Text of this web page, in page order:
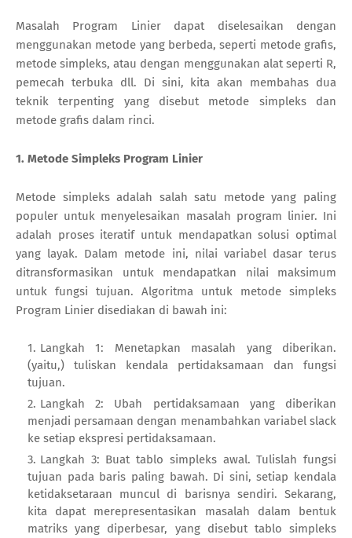
Masalah Program Linier dapat diselesaikan dengan
menggunakan metode yang berbeda, seperti metode grafis,
metode simpleks, atau dengan menggunakan alat seperti R,
pemecah terbuka dll. Di sini, kita akan membahas dua
teknik terpenting yang disebut metode simpleks dan
metode grafis dalam rinci.
1. Metode Simpleks Program Linier
Metode simpleks adalah salah satu metode yang paling
populer untuk menyelesaikan masalah program linier. Ini
adalah proses iteratif untuk mendapatkan solusi optimal
yang layak. Dalam metode ini, nilai variabel dasar terus
ditransformasikan untuk mendapatkan nilai maksimum
untuk fungsi tujuan. Algoritma untuk metode simpleks
Program Linier disediakan di bawah ini:
Langkah 1: Menetapkan masalah yang diberikan.
(yaitu,) tuliskan kendala pertidaksamaan dan fungsi
tujuan.
Langkah 2: Ubah pertidaksamaan yang diberikan
menjadi persamaan dengan menambahkan variabel slack
ke setiap ekspresi pertidaksamaan.
Langkah 3: Buat tablo simpleks awal. Tulislah fungsi
tujuan pada baris paling bawah. Di sini, setiap kendala
ketidaksetaraan muncul di barisnya sendiri. Sekarang,
kita dapat merepresentasikan masalah dalam bentuk
matriks yang diperbesar, yang disebut tablo simpleks